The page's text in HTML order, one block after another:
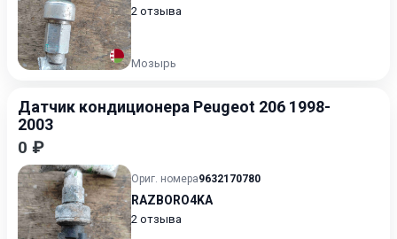
2 отзыва
Мозырь
Датчик кондиционера Peugeot 206 1998-
2003
0 ₽
Ориг. номера9632170780
RAZBORO4KA
2 отзыва